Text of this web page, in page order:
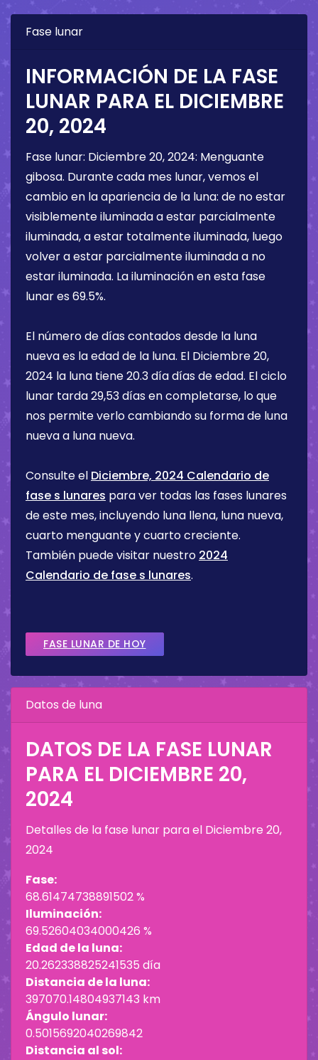
Fase lunar
INFORMACIÓN DE LA FASE
LUNAR PARA EL DICIEMBRE
20, 2024
Fase lunar: Diciembre 20, 2024: Menguante
gibosa. Durante cada mes lunar, vemos el
cambio en la apariencia de la luna: de no estar
visiblemente iluminada a estar parcialmente
iluminada, a estar totalmente iluminada, luego
volver a estar parcialmente iluminada a no
estar iluminada. La iluminación en esta fase
lunar es 69.5%.
El número de días contados desde la luna
nueva es la edad de la luna. El Diciembre 20,
2024 la luna tiene20.3 díadías de edad. El ciclo
lunar tarda 29,53 días en completarse, lo que
nos permite verlo cambiando su forma de luna
nueva a luna nueva.
Consulte el Diciembre, 2024 Calendario de
fase s lunares para ver todas las fases lunares
de este mes, incluyendo luna llena, luna nueva,
cuarto menguante y cuarto creciente.
También puede visitar nuestro 2024
Calendario de fase s lunares.
FASE LUNAR DE HOY
Datos de luna
DATOS DE LA FASE LUNAR
PARA EL DICIEMBRE 20,
2024
Detalles de la fase lunar para el Diciembre 20,
2024
Fase:
68.61474738891502 %
Iluminación:
69.52604034000426 %
Edad de la luna:
20.262338825241535 día
Distancia de la luna:
397070.14804937143 km
Ángulo lunar:
0.5015692040269842
Distancia al sol: